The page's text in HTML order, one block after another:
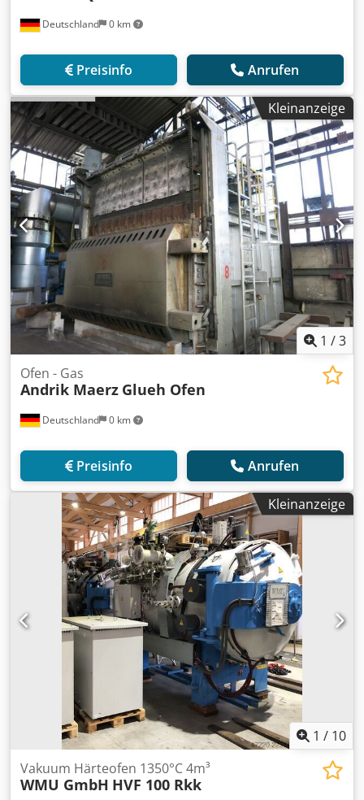
Deutschland 0 km
Preisinfo Anrufen
Kleinanzeige
1 /3
Deutschland 0 km
Ofen - Gas
Andrik Maerz Glueh Ofen
Preisinfo Anrufen
Kleinanzeige
1 / 10
Vakuum Härteofen 1350°C 4m³
WMU GmbH HVF 100 Rkk